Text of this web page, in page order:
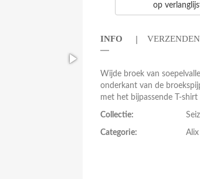
op
INFO VERZENDEN
Wijde broek van
onderkant van de
met het bijpassende T-
Collectie:
Categorie: